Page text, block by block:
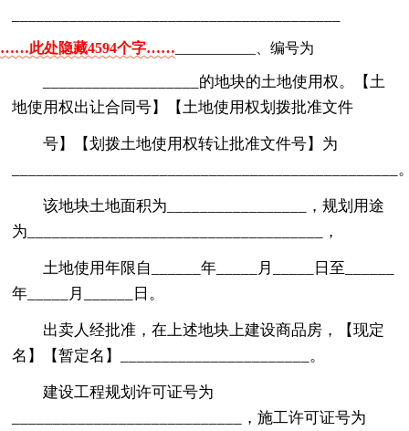
……此处隐藏4594个字…… ___________、编号为
___________________的地块的土地使用权。【土
地使用权出让合同号】【土地使用权划拨批准文件
号】【划拨土地使用权转让批准文件号】为
_______________________________________________
该地块土地面积为_________________，规划用途
为____________________________________，
土地使用年限自______年_____月_____日至______
年_____月______日。
出卖人经批准，在上述地块上建设商品房，【现定
名】【暂定名】_______________________。
建设工程规划许可证号为
____________________________，施工许可证号为